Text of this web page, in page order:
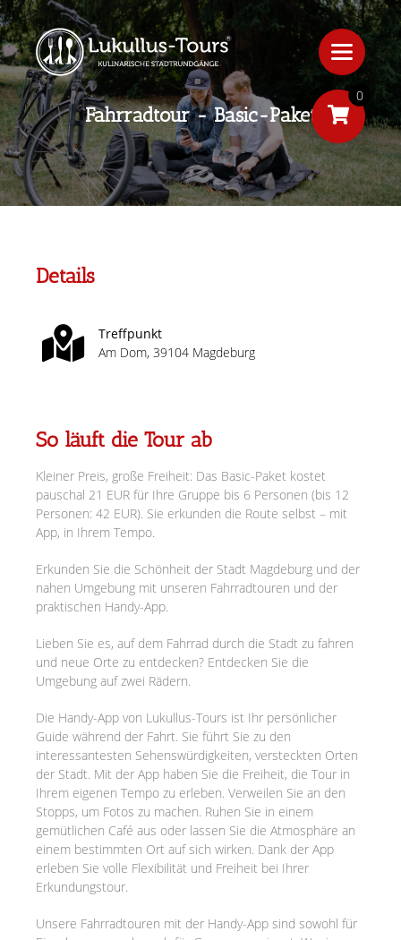
Fahrradtour - Basic-Paket
Details
Treffpunkt
Am Dom, 39104 Magdeburg
So läuft die Tour ab
Kleiner Preis, große Freiheit: Das Basic-Paket kostet
pauschal 21 EUR für Ihre Gruppe bis 6 Personen (bis 12
Personen: 42 EUR). Sie erkunden die Route selbst – mit
App, in Ihrem Tempo.
Erkunden Sie die Schönheit der Stadt Magdeburg und der
nahen Umgebung mit unseren Fahrradtouren und der
praktischen Handy-App.
Lieben Sie es, auf dem Fahrrad durch die Stadt zu fahren
und neue Orte zu entdecken? Entdecken Sie die
Umgebung auf zwei Rädern.
Die Handy-App von Lukullus-Tours ist Ihr persönlicher
Guide während der Fahrt. Sie führt Sie zu den
interessantesten Sehenswürdigkeiten, versteckten Orten
der Stadt. Mit der App haben Sie die Freiheit, die Tour in
Ihrem eigenen Tempo zu erleben. Verweilen Sie an den
Stopps, um Fotos zu machen. Ruhen Sie in einem
gemütlichen Café aus oder lassen Sie die Atmosphäre an
einem bestimmten Ort auf sich wirken. Dank der App
erleben Sie volle Flexibilität und Freiheit bei Ihrer
Erkundungstour.
Unsere Fahrradtouren mit der Handy-App sind sowohl für
0